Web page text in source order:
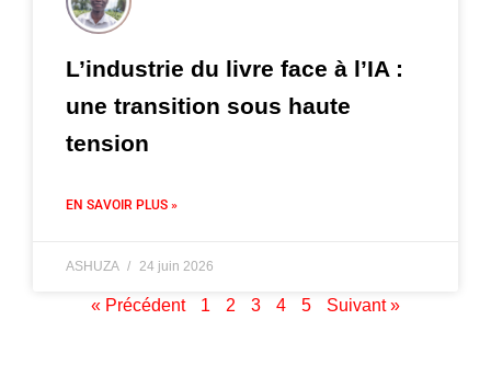
L’industrie du livre face à l’IA :
une transition sous haute
tension
EN SAVOIR PLUS »
ASHUZA 24 juin 2026
« Précédent 1 2 3 4 5 Suivant »